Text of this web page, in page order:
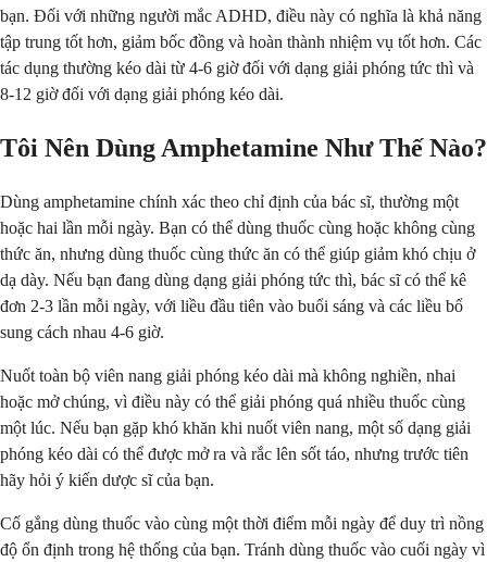
bạn. Đối với những người mắc ADHD, điều này có nghĩa là khả năng
tập trung tốt hơn, giảm bốc đồng và hoàn thành nhiệm vụ tốt hơn. Các
tác dụng thường kéo dài từ 4-6 giờ đối với dạng giải phóng tức thì và
8-12 giờ đối với dạng giải phóng kéo dài.
Tôi Nên Dùng Amphetamine Như Thế Nào?
Dùng amphetamine chính xác theo chỉ định của bác sĩ, thường một
hoặc hai lần mỗi ngày. Bạn có thể dùng thuốc cùng hoặc không cùng
thức ăn, nhưng dùng thuốc cùng thức ăn có thể giúp giảm khó chịu ở
dạ dày. Nếu bạn đang dùng dạng giải phóng tức thì, bác sĩ có thể kê
đơn 2-3 lần mỗi ngày, với liều đầu tiên vào buổi sáng và các liều bổ
sung cách nhau 4-6 giờ.
Nuốt toàn bộ viên nang giải phóng kéo dài mà không nghiền, nhai
hoặc mở chúng, vì điều này có thể giải phóng quá nhiều thuốc cùng
một lúc. Nếu bạn gặp khó khăn khi nuốt viên nang, một số dạng giải
phóng kéo dài có thể được mở ra và rắc lên sốt táo, nhưng trước tiên
hãy hỏi ý kiến dược sĩ của bạn.
Cố gắng dùng thuốc vào cùng một thời điểm mỗi ngày để duy trì nồng
độ ổn định trong hệ thống của bạn. Tránh dùng thuốc vào cuối ngày vì